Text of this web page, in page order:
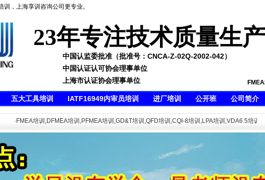
训，上海享训咨询公司更专业。
23年专注技术质量生
中国认监委批准（批准号：CNCA-Z-02Q-2002-042）
中国认证认可协会理事单位
上海市认证协会理事单位
五大工具培训 IATF16949内审员培训 进厂培训 公开班 公司简介
培训,DFMEA培训,PFMEA培训,GD&T培训,QFD培训,CQI-8培训,LPA培训,VDA6.5培训